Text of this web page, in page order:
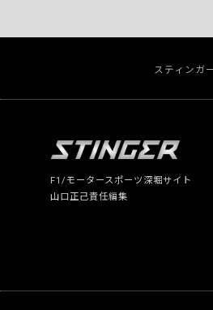
スティンガ
F1/モータースポーツ深堀サイト
山口正己責任編集